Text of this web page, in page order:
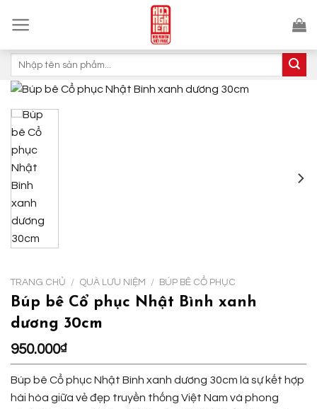
TRANG CHỦ / QUÀ LƯU NIỆM / BÚP BÊ CỔ PHỤC
Búp bê Cổ phục Nhật Bình xanh
dương 30cm
950.000₫
Búp bê Cổ phục Nhật Bình xanh dương 30cm là sự kết hợp
hài hòa giữa vẻ đẹp truyền thống Việt Nam và phong